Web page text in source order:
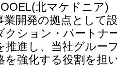
北マケドニア)
開発の拠点として
クション・パートナ
推進し、当社グルー
を強化する役割を担